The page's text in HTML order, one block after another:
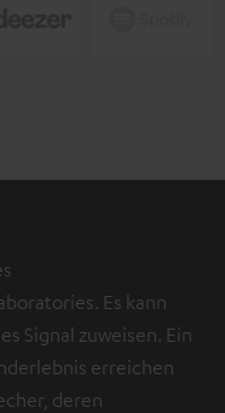
Es kann
Signal zuweisen. Ein
erreichen
deren